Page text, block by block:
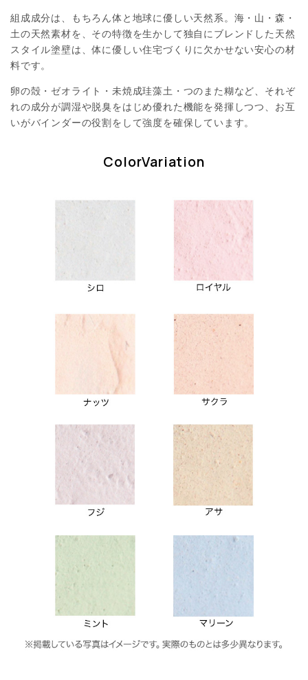
組成成分は、もちろん体と地球に優しい天然系。海・山・森・
土の天然素材を、その特徴を生かして独自にブレンドした天然
スタイル塗壁は、体に優しい住宅づくりに欠かせない安心の材
料です。
卵の殻・ゼオライト・未焼成珪藻土・つのまた糊など、それぞ
れの成分が調湿や脱臭をはじめ優れた機能を発揮しつつ、お互
いがバインダーの役割をして強度を確保しています。
ColorVariation